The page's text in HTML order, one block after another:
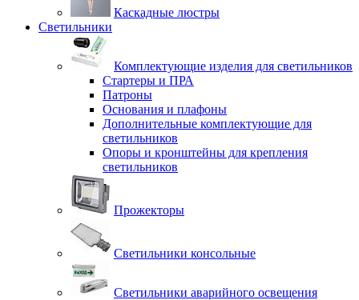
Каскадные люстры
Светильники
Комплектующие изделия для светильников
Стартеры и ПРА
Патроны
Основания и плафоны
Дополнительные комплектующие для
светильников
Опоры и кронштейны для крепления
светильников
Прожекторы
Светильники консольные
Светильники аварийного освещения